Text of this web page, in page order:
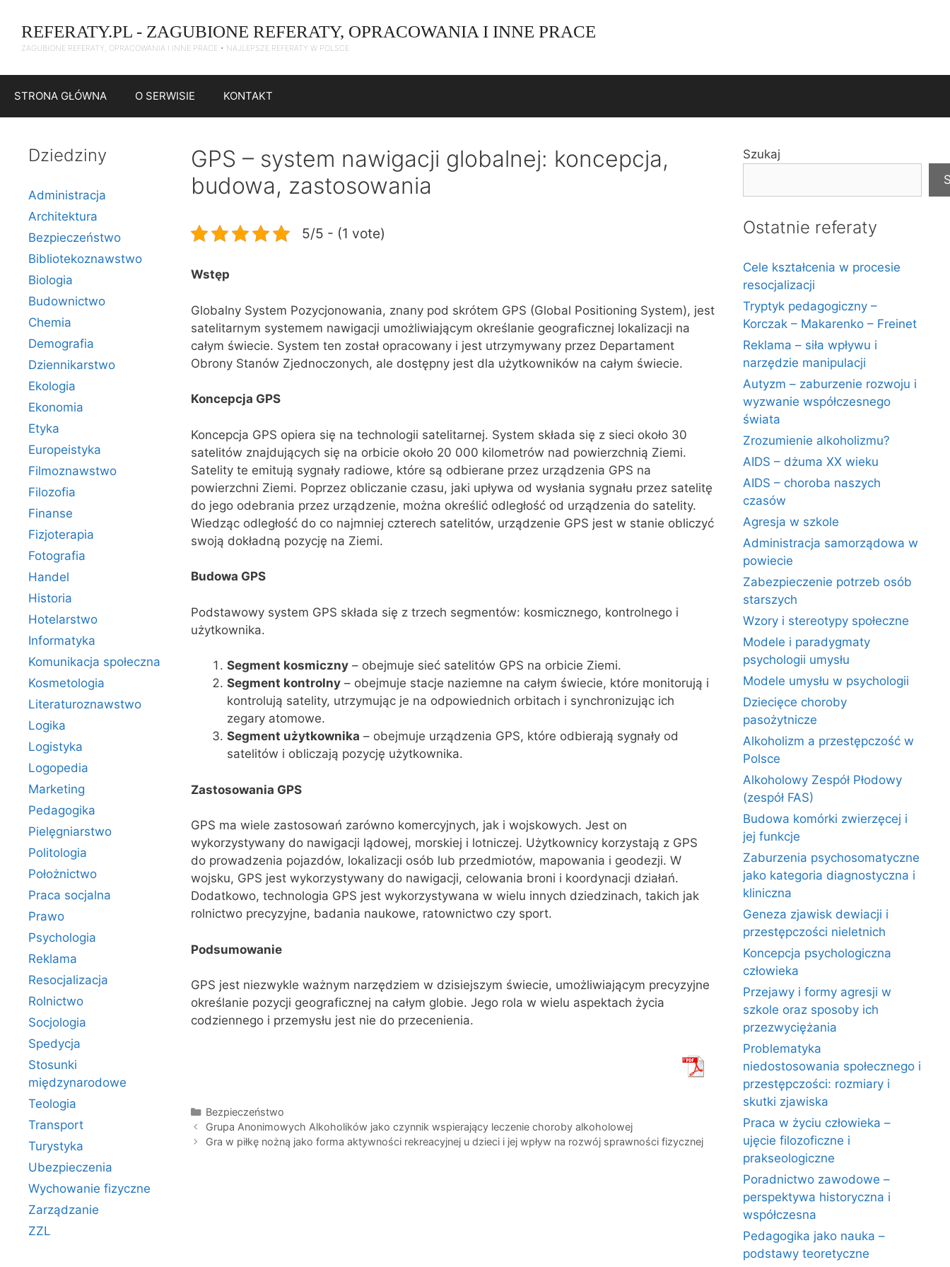
treści
REFERATY.PL - ZAGUBIONE REFERATY, OPRACOWANIA I INNE PRACE
ZAGUBIONE REFERATY, OPRACOWANIA I INNE PRACE • NAJLEPSZE REFERATY W POLSCE
STRONA GŁÓWNA O SERWISIE KONTAKT
GPS – system nawigacji globalnej: koncepcja,
budowa, zastosowania
5/5 - (1 vote)
Wstęp
Globalny System Pozycjonowania, znany pod skrótem GPS (Global Positioning System), jest
satelitarnym systemem nawigacji umożliwiającym określanie geograficznej lokalizacji na
całym świecie. System ten został opracowany i jest utrzymywany przez Departament
Obrony Stanów Zjednoczonych, ale dostępny jest dla użytkowników na całym świecie.
Koncepcja GPS
Koncepcja GPS opiera się na technologii satelitarnej. System składa się z sieci około 30
satelitów znajdujących się na orbicie około 20 000 kilometrów nad powierzchnią Ziemi.
Satelity te emitują sygnały radiowe, które są odbierane przez urządzenia GPS na
powierzchni Ziemi. Poprzez obliczanie czasu, jaki upływa od wysłania sygnału przez satelitę
do jego odebrania przez urządzenie, można określić odległość od urządzenia do satelity.
Wiedząc odległość do co najmniej czterech satelitów, urządzenie GPS jest w stanie obliczyć
swoją dokładną pozycję na Ziemi.
Budowa GPS
Podstawowy system GPS składa się z trzech segmentów: kosmicznego, kontrolnego i
użytkownika.
Segment kosmiczny– obejmuje sieć satelitów GPS na orbicie Ziemi.
Segment kontrolny– obejmuje stacje naziemne na całym świecie, które monitorują i
kontrolują satelity, utrzymując je na odpowiednich orbitach i synchronizując ich
zegary atomowe.
Segment użytkownika – obejmuje urządzenia GPS, które odbierają sygnały od
satelitów i obliczają pozycję użytkownika.
Zastosowania GPS
GPS ma wiele zastosowań zarówno komercyjnych, jak i wojskowych. Jest on
wykorzystywany do nawigacji lądowej, morskiej i lotniczej. Użytkownicy korzystają z GPS
do prowadzenia pojazdów, lokalizacji osób lub przedmiotów, mapowania i geodezji. W
wojsku, GPS jest wykorzystywany do nawigacji, celowania broni i koordynacji działań.
Dodatkowo, technologia GPS jest wykorzystywana w wielu innych dziedzinach, takich jak
rolnictwo precyzyjne, badania naukowe, ratownictwo czy sport.
Podsumowanie
GPS jest niezwykle ważnym narzędziem w dzisiejszym świecie, umożliwiającym precyzyjne
określanie pozycji geograficznej na całym globie. Jego rola w wielu aspektach życia
codziennego i przemysłu jest nie do przecenienia.
Kategorie
Bezpieczeństwo
Grupa Anonimowych Alkoholików jako czynnik wspierający leczenie choroby alkoholowej
Gra w piłkę nożną jako forma aktywności rekreacyjnej u dzieci i jej wpływ na rozwój sprawności fizycznej
Dziedziny
Administracja
Architektura
Bezpieczeństwo
Bibliotekoznawstwo
Biologia
Budownictwo
Chemia
Demografia
Dziennikarstwo
Ekologia
Ekonomia
Etyka
Europeistyka
Filmoznawstwo
Filozofia
Finanse
Fizjoterapia
Fotografia
Handel
Historia
Hotelarstwo
Informatyka
Komunikacja społeczna
Kosmetologia
Literaturoznawstwo
Logika
Logistyka
Logopedia
Marketing
Pedagogika
Pielęgniarstwo
Politologia
Położnictwo
Praca socjalna
Prawo
Psychologia
Reklama
Resocjalizacja
Rolnictwo
Socjologia
Spedycja
Stosunki
międzynarodowe
Teologia
Transport
Turystyka
Ubezpieczenia
Wychowanie fizyczne
Zarządzanie
ZZL
Szukaj
Ostatnie referaty
Cele kształcenia w procesie
resocjalizacji
Tryptyk pedagogiczny –
Korczak – Makarenko – Freinet
Reklama – siła wpływu i
narzędzie manipulacji
Autyzm – zaburzenie rozwoju i
wyzwanie współczesnego
świata
Zrozumienie alkoholizmu?
AIDS – dżuma XX wieku
AIDS – choroba naszych
czasów
Agresja w szkole
Administracja samorządowa w
powiecie
Zabezpieczenie potrzeb osób
starszych
Wzory i stereotypy społeczne
Modele i paradygmaty
psychologii umysłu
Modele umysłu w psychologii
Dziecięce choroby
pasożytnicze
Alkoholizm a przestępczość w
Polsce
Alkoholowy Zespół Płodowy
(zespół FAS)
Budowa komórki zwierzęcej i
jej funkcje
Zaburzenia psychosomatyczne
jako kategoria diagnostyczna i
kliniczna
Geneza zjawisk dewiacji i
przestępczości nieletnich
Koncepcja psychologiczna
człowieka
Przejawy i formy agresji w
szkole oraz sposoby ich
przezwyciężania
Problematyka
niedostosowania społecznego i
przestępczości: rozmiary i
skutki zjawiska
Praca w życiu człowieka –
ujęcie filozoficzne i
prakseologiczne
Poradnictwo zawodowe –
perspektywa historyczna i
współczesna
Pedagogika jako nauka –
podstawy teoretyczne